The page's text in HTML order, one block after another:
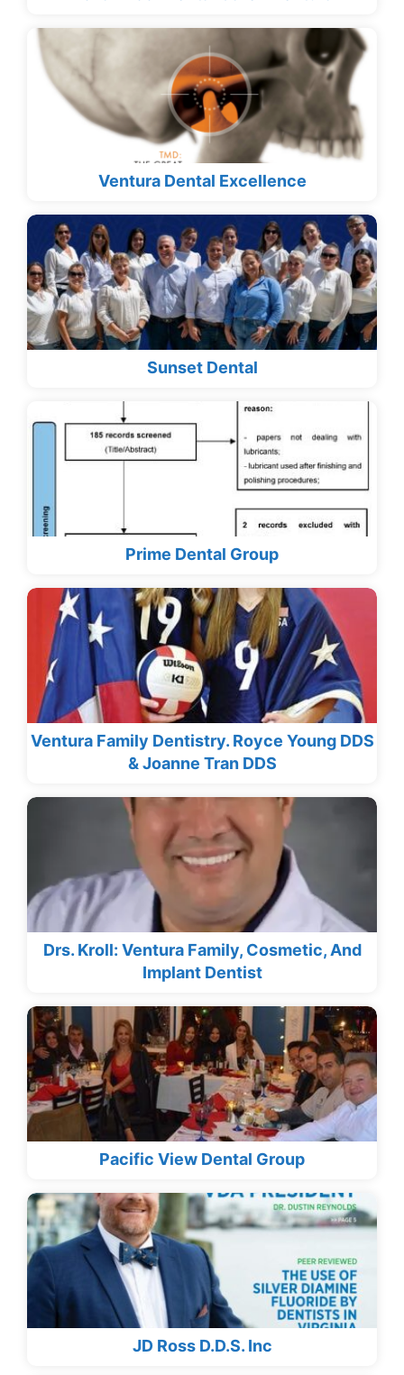
Ventura Dental Excellence
Sunset Dental
Prime Dental Group
Ventura Family Dentistry. Royce Young DDS
& Joanne Tran DDS
Drs. Kroll: Ventura Family, Cosmetic, And
Implant Dentist
Pacific View Dental Group
JD Ross D.D.S. Inc